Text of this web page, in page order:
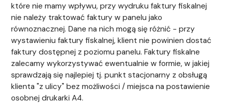
które nie mamy wpływu, przy wydruku faktury fiskalnej
nie należy traktować faktury w panelu jako
równoznacznej. Dane na nich mogą się różnić - przy
wystawieniu faktury fiskalnej, klient nie powinien dostać
faktury dostępnej z poziomu panelu. Faktury fiskalne
zalecamy wykorzystywać ewentualnie w formie, w jakiej
sprawdzają się najlepiej tj. punkt stacjonarny z obsługą
klienta "z ulicy" bez możliwości / miejsca na postawienie
osobnej drukarki A4.